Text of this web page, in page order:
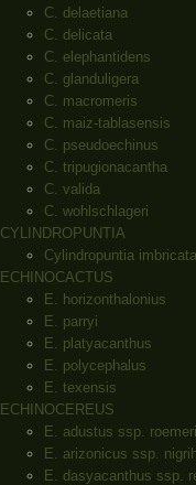
C. delaetiana
C. delicata
C. elephantidens
C. glanduligera
C. macromeris
C. maiz-tablasensis
C. pseudoechinus
C. tripugionacantha
C. valida
C. wohlschlageri
CYLINDROPUNTIA
Cylindropuntia imbricata
ECHINOCACTUS
E. horizonthalonius
E. parryi
E. platyacanthus
E. polycephalus
E. texensis
ECHINOCEREUS
E. adustus ssp.
E. arizonicus ssp.
E. dasyacanthus ssp.